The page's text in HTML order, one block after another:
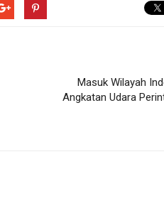
Masuk Wilayah
Angkatan Udara